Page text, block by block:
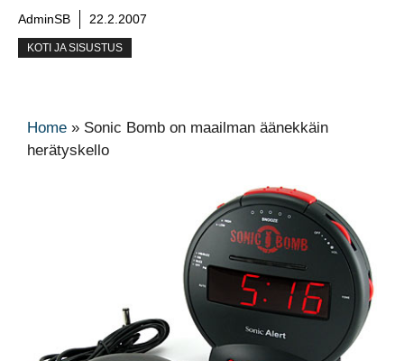
AdminSB 22.2.2007
KOTI JA SISUSTUS
Home » Sonic Bomb on maailman äänekkäin
herätyskello